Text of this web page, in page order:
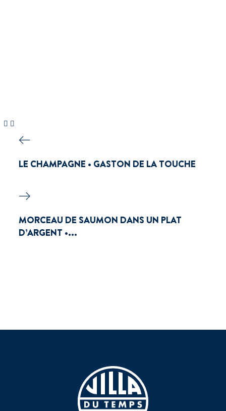
LE CHAMPAGNE • GASTON DE LA TOUCHE
MORCEAU DE SAUMON DANS UN PLAT
D’ARGENT •...